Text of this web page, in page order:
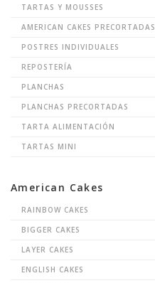
TARTAS Y MOUSSES
AMERICAN CAKES PRECORTADAS
POSTRES INDIVIDUALES
REPOSTERÍA
PLANCHAS
PLANCHAS PRECORTADAS
TARTA ALIMENTACIÓN
TARTAS MINI
American Cakes
RAINBOW CAKES
BIGGER CAKES
LAYER CAKES
ENGLISH CAKES